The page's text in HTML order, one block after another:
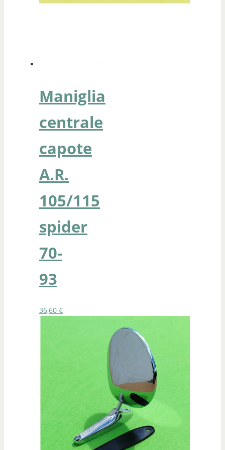
Maniglia
centrale
capote
A.R.
105/115
spider
70-
93
36,60 €